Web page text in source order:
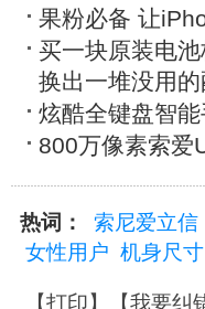
果粉必备 让
买一块原装电
换出一堆没用
炫酷全键盘智
800万像素索爱
热词： 索尼爱立信
女性用户 机身尺寸
【打印】【我要纠